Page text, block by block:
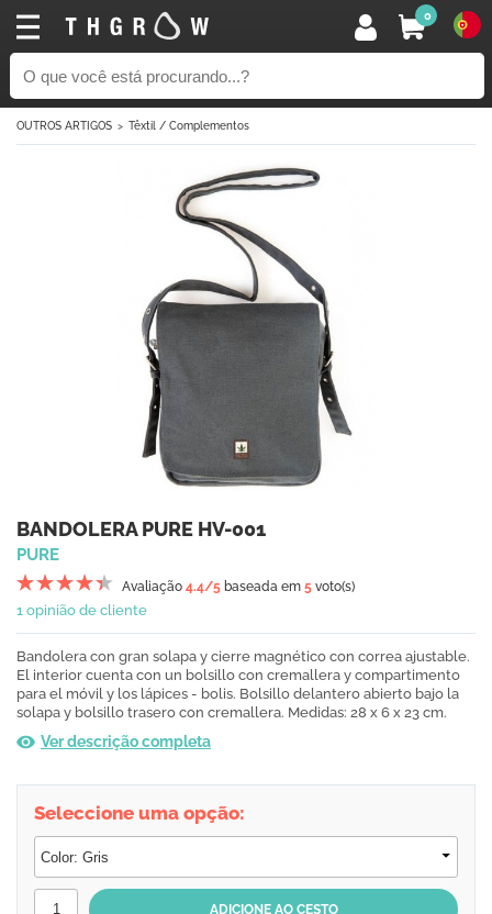
0
OUTROS ARTIGOS Têxtil / Complementos
BANDOLERA PURE HV-001
PURE
Avaliação 4.4/5 baseada em 5 voto(s)
1 opinião de cliente
Bandolera con gran solapa y cierre magnético con correa ajustable.
El interior cuenta con un bolsillo con cremallera y compartimento
para el móvil y los lápices - bolis. Bolsillo delantero abierto bajo la
solapa y bolsillo trasero con cremallera. Medidas: 28 x 6 x 23 cm.
Ver descrição completa
Seleccione uma opção: